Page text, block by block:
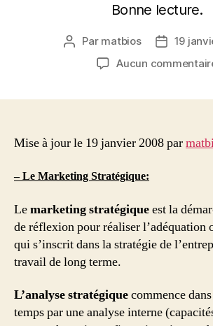
Bonne lecture.
Auteur
l’article
Par matbios
Date
19
Aucun
Mise à jour le 19 janvier 2008 par
– Le Marketing Stratégique:
Lemarketing stratégiqueest la
de réflexion pour réaliser l’adéquation
qui s’inscrit dans la stratégie de
travail de long terme.
L’analyse stratégiquecommence
temps par une analyse interne